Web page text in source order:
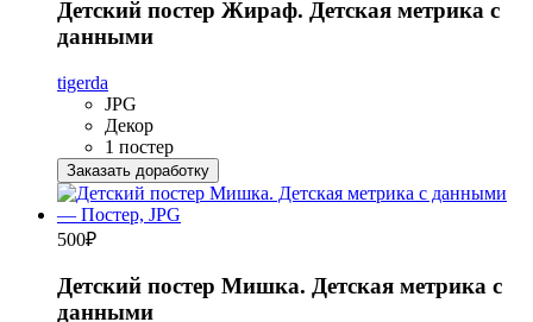
Детский постер Жираф. Детская метрика с
данными
tigerda
JPG
Декор
1 постер
Заказать доработку
500₽
Детский постер Мишка. Детская метрика с
данными